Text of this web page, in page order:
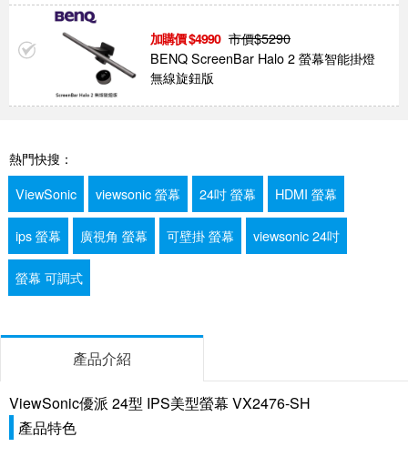
4990 市價$5290
BENQ ScreenBar Halo 2 螢幕智能掛燈
無線旋鈕版
熱門快搜：
ViewSonic
viewsonic 螢幕 24吋 螢幕 HDMI 螢幕
ips 螢幕 廣視角 螢幕 可壁掛 螢幕 viewsonic 24吋
螢幕 可調式
產品介紹
ViewSonic優派 24型 IPS美型螢幕 VX2476-SH
產品特色